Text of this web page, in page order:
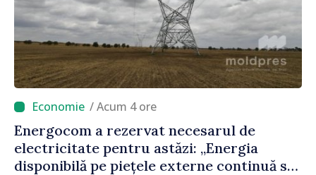
/ Acum 4 ore
Energocom a rezervat necesarul de
electricitate pentru astăzi: „Energia
disponibilă pe piețele externe continuă să